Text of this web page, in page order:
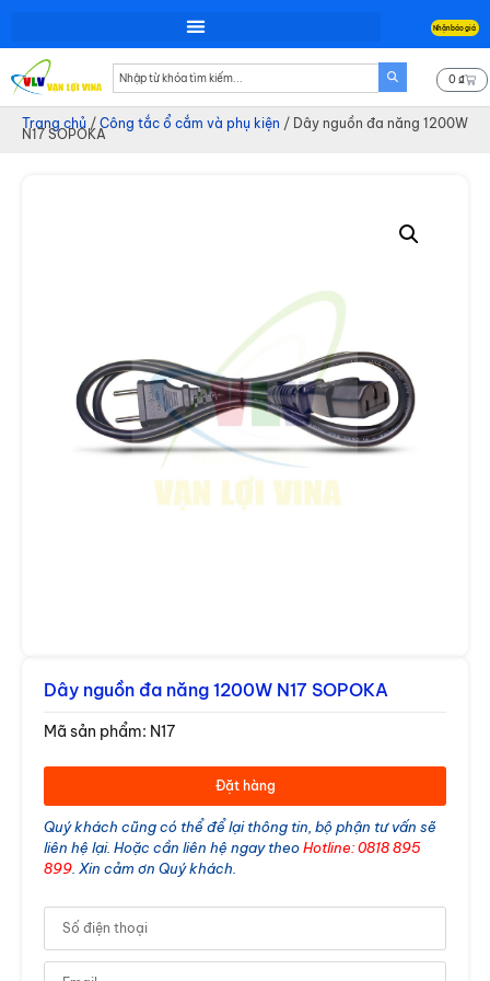
Nhận báo giá
0₫
Trang chủ / Công tắc ổ cắm và phụ kiện / Dây nguồn đa năng 1200W
N17 SOPOKA
Dây nguồn đa năng 1200W N17 SOPOKA
Mã sản phẩm: N17
Đặt hàng
Quý khách cũng có thể để lại thông tin, bộ phận tư vấn sẽ
liên hệ lại. Hoặc cần liên hệ ngay theoHotline: 0818 895
899. Xin cảm ơn Quý khách.
Cảm biến Hanyoung
Bộ điều khiển Hanyoung
Đèn chống nổ Sino